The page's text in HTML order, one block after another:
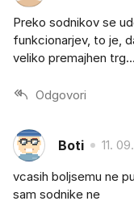
Preko sodnikov se
funkcionarjev, to je,
veliko premajhen
Odgovori
Boti 11.
vcasih boljsemu ne
sam sodnike ne